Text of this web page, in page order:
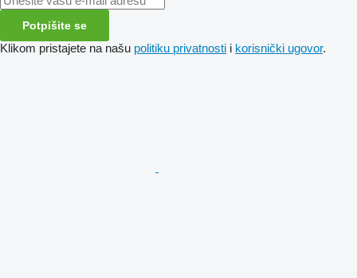
Potpišite se
Klikom pristajete na našu politiku privatnosti i korisnički ugovor.